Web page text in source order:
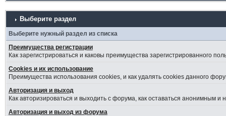
Выберите раздел
Выберите нужный раздел из списка
Преимущества регистрации
Как зарегистрироваться и каковы преимущества зарегистрированного
Cookies и их использование
Преимущества использования cookies, и как удалять cookies данного
Авторизация и выход
Как авторизироваться и выходить с форума, как оставаться анонимным
Авторизация и выход из форума